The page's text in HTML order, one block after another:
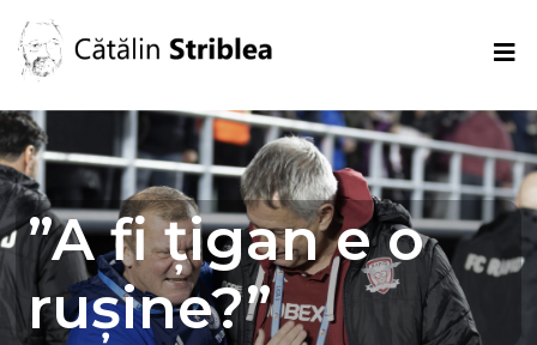
”A fi țigan e o
rușine?”